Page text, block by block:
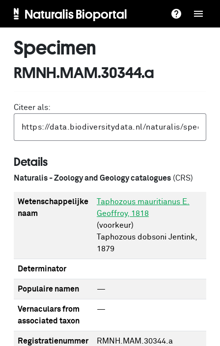
Naturalis Bioportal
Specimen
RMNH.MAM.30344.a
Citeer als:
Details
Naturalis - Zoology and Geology catalogues (CRS)
Wetenschappelijke
naam
Taphozous mauritianus E.
Geoffroy, 1818
(voorkeur)
Taphozous dobsoni Jentink,
1879
Determinator
Populaire namen —
Vernaculars from
associated taxon
—
Registratienummer RMNH.MAM.30344.a